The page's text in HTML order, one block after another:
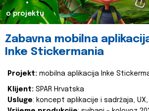
o projektu
Zabavna mobilna
Inke Stickermania
Projekt: mobilna aplikacija Inke
Klijent: SPAR Hrvatska
Usluge: koncept aplikacije i sadržaja,